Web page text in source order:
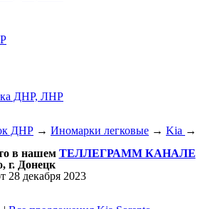
ДНР, ЛНР
ДНР → Иномарки легковые → Kia →
в нашем ТЕЛЛЕГРАММ КАНАЛЕ
г. Донецк
28 декабря 2023